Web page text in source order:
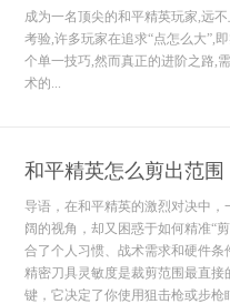
成为一名顶尖的和平精英玩家,远
考验,许多玩家在追求“点怎么大”,
个单一技巧,然而真正的进阶之路,
术的...
和平精英怎么剪出范
导语，在和平精英的激烈对决中
阔的视角，却又困惑于如何精准“
合了个人习惯、战术需求和硬件
精密刀具灵敏度是裁剪范围最直
键，它决定了你使用狙击枪或步